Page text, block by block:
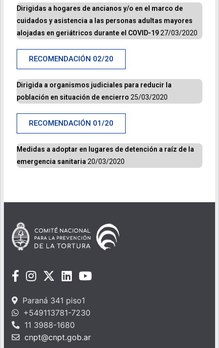
Dirigidas a hogares de ancianos y/o en el marco de
cuidados y asistencia a las personas adultas mayores
alojadas en geriátricos durante el COVID-1927/03/2020
RECOMENDACIÓN 02/20
Dirigida a organismos judiciales para reducir la
población en situación de encierro 25/03/2020
RECOMENDACIÓN 01/20
Medidas a adoptar en lugares de detención a raíz de la
emergencia sanitaria 20/03/2020
Paraná 341 piso1
+549113781-7230
11 3988-1680
cnpt@cnpt.gob.ar